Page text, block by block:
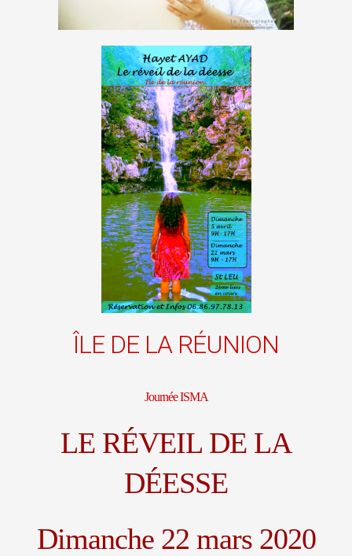
ÎLE DE LA RÉUNION
Journée ISMA
LE RÉVEIL DE LA
DÉESSE
Dimanche 22 mars 2020